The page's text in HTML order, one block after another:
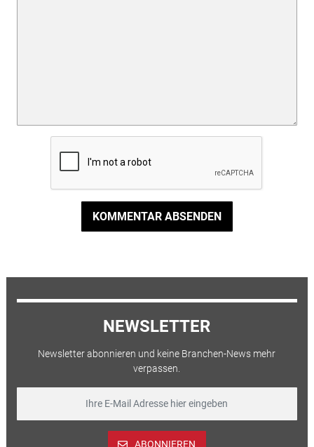
KOMMENTAR ABSENDEN
NEWSLETTER
Newsletter abonnieren und keine Branchen-News mehr
verpassen.
ABONNIEREN